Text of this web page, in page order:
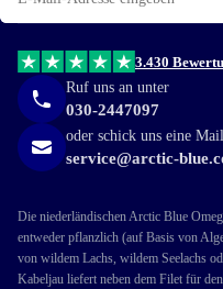
3.430
Ruf uns an unter
030-2447097
oder schick uns eine
service@arctic-
Die niederländischen Arctic Blue
entweder pflanzlich (auf Basis von
von wildem Lachs, wildem Seelachs
Kabeljau liefert neben dem Filet für